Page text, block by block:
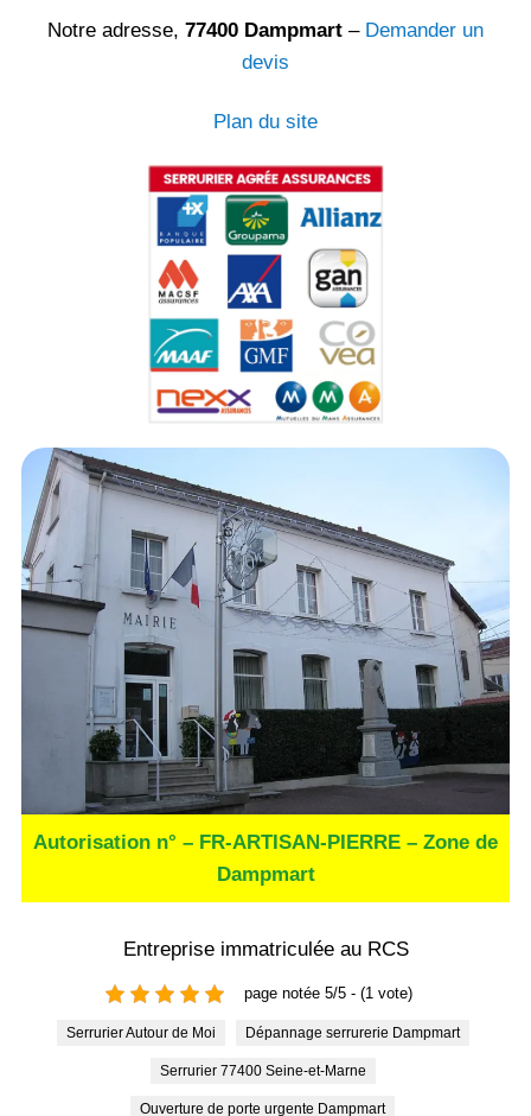
Notre adresse, 77400 Dampmart – Demander un
devis
Plan du site
Autorisation n° – FR-ARTISAN-PIERRE – Zone de
Dampmart
Entreprise immatriculée au RCS
page notée 5/5 - (1 vote)
Serrurier Autour de Moi Dépannage serrurerie Dampmart
Serrurier 77400 Seine-et-Marne
Ouverture de porte urgente Dampmart